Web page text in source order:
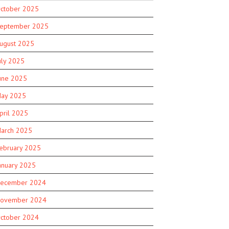
2025
2025
2025
2025
2025
2025
2025
2025
2025
2025
2024
2024
2024